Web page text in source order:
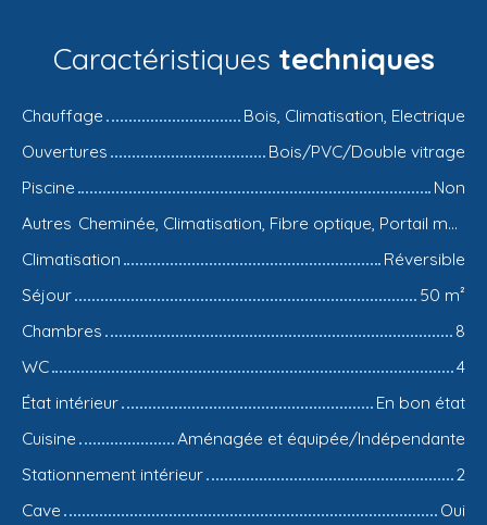
Caractéristiques techniques
Chauffage
Bois, Climatisation, Electrique
Ouvertures
Bois/PVC/Double vitrage
Piscine
Non
Autres
Cheminée, Climatisation, Fibre optique, Portail motorisé, Volets électriques
Climatisation
Réversible
Séjour
50 m²
Chambres
8
WC
4
État intérieur
En bon état
Cuisine
Aménagée et équipée/Indépendante
Stationnement intérieur
2
Cave
Oui